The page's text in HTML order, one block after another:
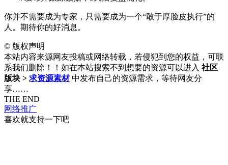
你并不需要成为专家，只需要成为一个“敢于厚脸皮执行”的
人。期待你的好消息。
© 版权声明
本站内容来源网友投稿或网络转载，若侵犯到您的权益，可联
系我们删除！！如在本站搜索不到想要的资源可以进入 社区
版块 > 求资源素材 中发布自己的资源需求，等待网友分
享……
THE END
网络推广
喜欢就支持一下吧